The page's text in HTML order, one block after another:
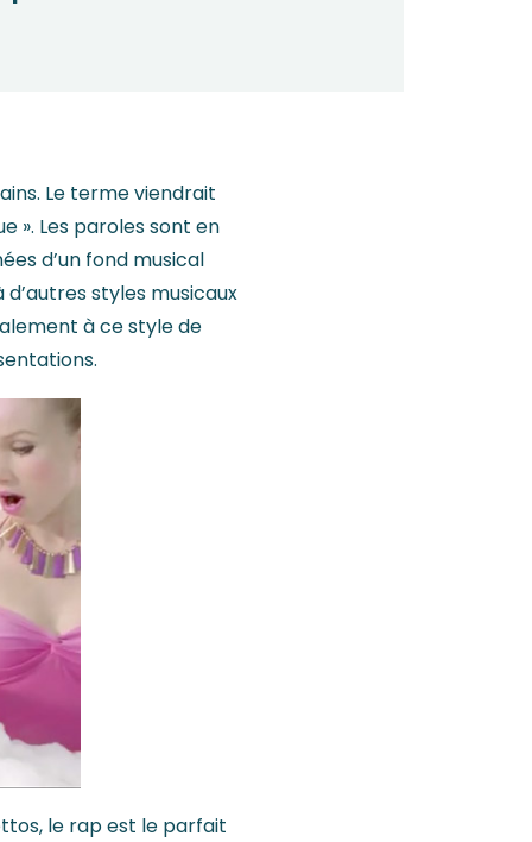
Le terme viendrait
». Les paroles sont en
d’un fond musical
styles musicaux
à ce style de
le rap est le parfait